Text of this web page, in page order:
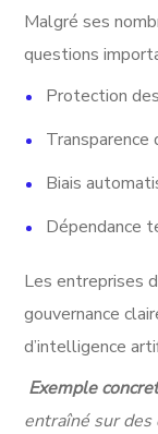
Malgré ses
questions
Protection
Transparence
Biais
Dépendance
Les entreprises
gouvernance
d’intelligence
Exemple
entraîné sur